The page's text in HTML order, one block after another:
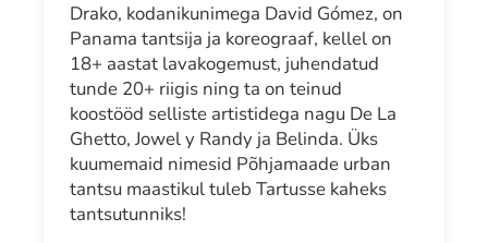
Drako, kodanikunimega David Gómez, on
Panama tantsija ja koreograaf, kellel on
18+ aastat lavakogemust, juhendatud
tunde 20+ riigis ning ta on teinud
koostööd selliste artistidega nagu De La
Ghetto, Jowel y Randy ja Belinda. Üks
kuumemaid nimesid Põhjamaade urban
tantsu maastikul tuleb Tartusse kaheks
tantsutunniks!